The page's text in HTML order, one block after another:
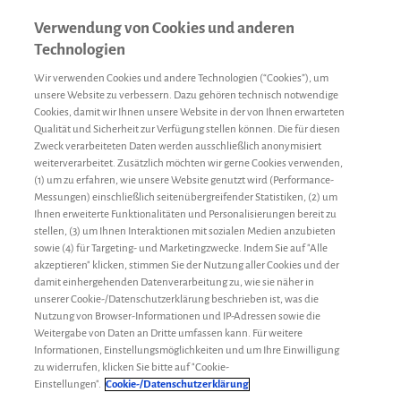
Therapiewechsel Anwar 28. April 2021
Katheter hat einen Riss – was nun?
Verwendung von Cookies und anderen
Technologien
Wir verwenden Cookies und andere Technologien (“Cookies”), um
unsere Website zu verbessern. Dazu gehören technisch notwendige
Cookies, damit wir Ihnen unsere Website in der von Ihnen erwarteten
Qualität und Sicherheit zur Verfügung stellen können. Die für diesen
Zweck verarbeiteten Daten werden ausschließlich anonymisiert
weiterverarbeitet. Zusätzlich möchten wir gerne Cookies verwenden,
(1) um zu erfahren, wie unsere Website genutzt wird (Performance-
Messungen) einschließlich seitenübergreifender Statistiken, (2) um
Ihnen erweiterte Funktionalitäten und Personalisierungen bereit zu
stellen, (3) um Ihnen Interaktionen mit sozialen Medien anzubieten
sowie (4) für Targeting- und Marketingzwecke. Indem Sie auf "Alle
akzeptieren" klicken, stimmen Sie der Nutzung aller Cookies und der
damit einhergehenden Datenverarbeitung zu, wie sie näher in
unserer Cookie-/Datenschutzerklärung beschrieben ist, was die
Nutzung von Browser-Informationen und IP-Adressen sowie die
Weitergabe von Daten an Dritte umfassen kann. Für weitere
Informationen, Einstellungsmöglichkeiten und um Ihre Einwilligung
zu widerrufen, klicken Sie bitte auf "Cookie-
Einstellungen". Cookie-/Datenschutzerklärung